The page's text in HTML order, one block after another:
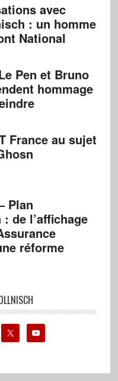
avec
: un homme
National
Pen et Bruno
hommage
France au sujet
Plan
de l’affichage
réforme